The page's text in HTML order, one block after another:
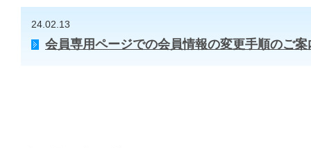
24.02.13
会員専用ページでの会員情報の変更手順のご案